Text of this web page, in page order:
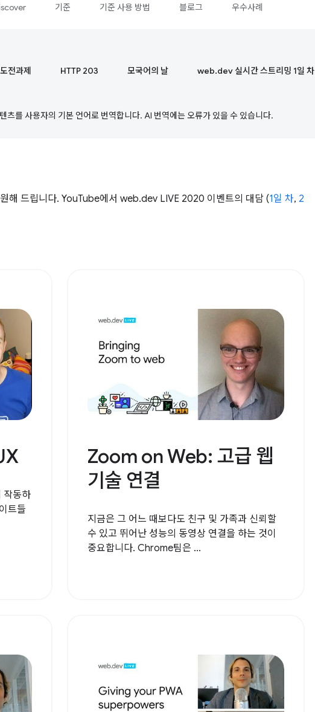
기준 기준 사용 방법 블로그 우수사례
전과제 HTTP 203 모국어의 날 web.dev 실시간 스트리밍 1일 차
를 사용자의 기본 언어로 번역합니다. AI 번역에는 오류가 있을 수 있습니다.
해 드립니다. YouTube에서 web.dev LIVE 2020 이벤트의 대담 (1일 차, 2
작동하
트들
Zoom on Web: 고급 웹
기술 연결
지금은 그 어느 때보다도 친구 및 가족과 신뢰할
수 있고 뛰어난 성능의 동영상 연결을 하는 것이
중요합니다. Chrome팀은 ...